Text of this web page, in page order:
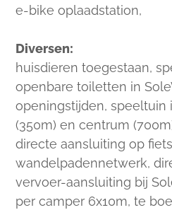
e-bike oplaadstation,
Diversen:
huisdieren toegestaan,
openbare toiletten in
openingstijden, speeltuin
(350m) en centrum
directe aansluiting op
wandelpadennetwerk,
vervoer-aansluiting bij
per camper 6x10m, te